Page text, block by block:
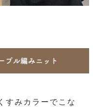
すみカラーでこな